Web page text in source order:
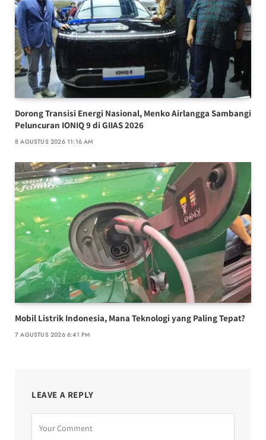
Dorong Transisi Energi Nasional, Menko Airlangga Sambangi
Peluncuran IONIQ 9 di GIIAS 2026
8 AGUSTUS 2026 11:16 AM
Mobil Listrik Indonesia, Mana Teknologi yang Paling Tepat?
7 AGUSTUS 2026 6:41 PM
LEAVE A REPLY